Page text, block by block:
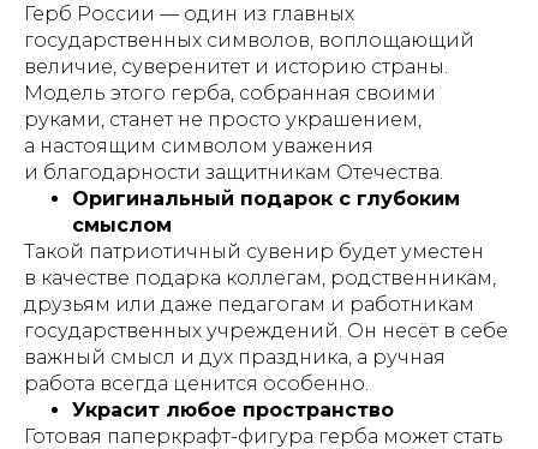
Герб России — один из главных
государственных символов, воплощающий
величие, суверенитет и историю страны.
Модель этого герба, собранная своими
руками, станет не просто украшением,
а настоящим символом уважения
и благодарности защитникам Отечества.
Оригинальный подарок с глубоким
смыслом
Такой патриотичный сувенир будет уместен
в качестве подарка коллегам, родственникам,
друзьям или даже педагогам и работникам
государственных учреждений. Он несёт в себе
важный смысл и дух праздника, а ручная
работа всегда ценится особенно.
Украсит любое пространство
Готовая паперкрафт-фигура герба может стать